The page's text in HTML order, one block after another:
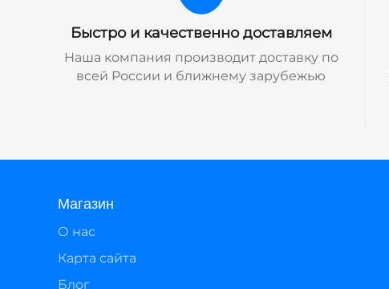
Быстро и качественно доставляем
Наша компания производит доставку по
всей России и ближнему зарубежью
Магазин
О нас
Карта сайта
Блог